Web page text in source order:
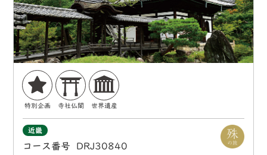
特別企画 寺社仏閣 世界遺産
近畿
コース番号
DRJ30840